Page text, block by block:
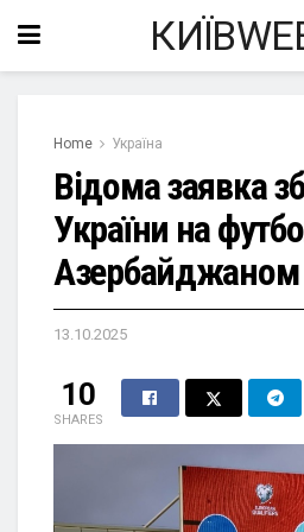
Home Україна
Відома заявка
України на
Азербайджаном
13.10.2025
10
SHARES